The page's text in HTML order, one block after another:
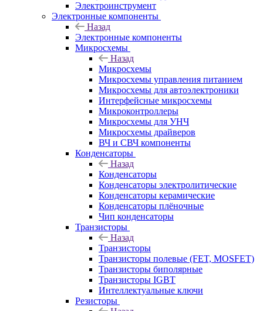
Электроинструмент
Электронные компоненты
Назад
Электронные компоненты
Микросхемы
Назад
Микросхемы
Микросхемы управления питанием
Микросхемы для автоэлектроники
Интерфейсные микросхемы
Микроконтроллеры
Микросхемы для УНЧ
Микросхемы драйверов
ВЧ и СВЧ компоненты
Конденсаторы
Назад
Конденсаторы
Конденсаторы электролитические
Конденсаторы керамические
Конденсаторы плёночные
Чип конденсаторы
Транзисторы
Назад
Транзисторы
Транзисторы полевые (FET, MOSFET)
Транзисторы биполярные
Транзисторы IGBT
Интеллектуальные ключи
Резисторы